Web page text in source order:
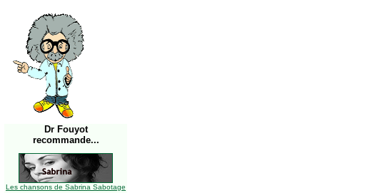
Dr Fouyot
recommande...
Les chansons de Sabrina Sabotage